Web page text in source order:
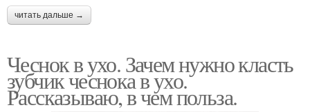
читать дальше →
Чеснок в ухо. Зачем нужно класть
зубчик чеснока в ухо.
Рассказываю, в чем польза.